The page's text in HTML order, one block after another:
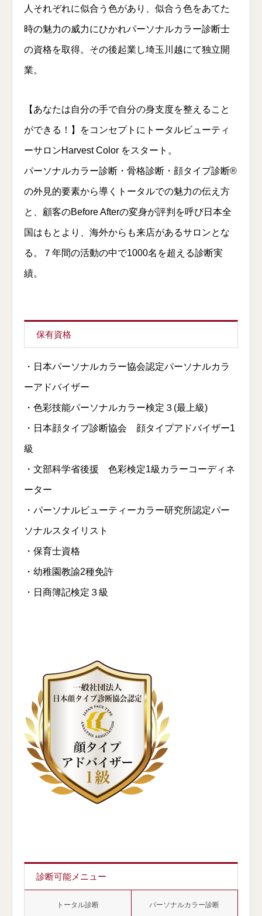
人それぞれに似合う色があり、似合う色をあてた
時の魅力の威力にひかれパーソナルカラー診断士
の資格を取得。その後起業し埼玉川越にて独立開
業。
【あなたは自分の手で自分の身支度を整えること
ができる！】をコンセプトにトータルビューティ
ーサロンHarvest Color をスタート。
パーソナルカラー診断・骨格診断・顔タイプ診断®︎
の外見的要素から導くトータルでの魅力の伝え方
と、顧客のBefore Afterの変身が評判を呼び日本全
国はもとより、海外からも来店があるサロンとな
る。７年間の活動の中で1000名を超える診断実
績。
保有資格
・日本パーソナルカラー協会認定パーソナルカラ
ーアドバイザー
・色彩技能パーソナルカラー検定３(最上級)
・日本顔タイプ診断協会 顔タイプアドバイザー1
級
・文部科学省後援 色彩検定1級カラーコーディネ
ーター
・パーソナルビューティーカラー研究所認定パー
ソナルスタイリスト
・保育士資格
・幼稚園教諭2種免許
・日商簿記検定３級
診断可能メニュー
トータル診断 パーソナルカラー診断